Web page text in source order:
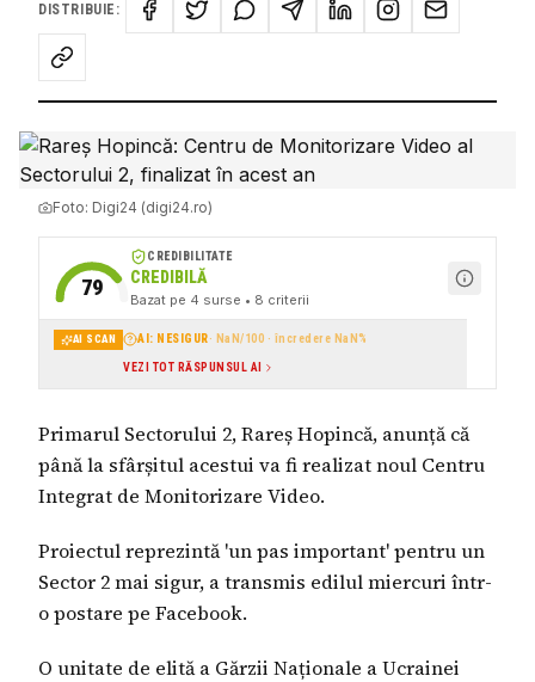
DISTRIBUIE:
Foto: Digi24 (digi24.ro)
79
CREDIBILITATE
CREDIBILĂ
Bazat pe 4 surse • 8 criterii
AI SCAN AI: NESIGUR· NaN/100 · încredere NaN%
VEZI TOT RĂSPUNSUL AI
Primarul Sectorului 2, Rareș Hopincă, anunță că
până la sfârșitul acestui va fi realizat noul Centru
Integrat de Monitorizare Video.
Proiectul reprezintă 'un pas important' pentru un
Sector 2 mai sigur, a transmis edilul miercuri într-
o postare pe Facebook.
O unitate de elită a Gărzii Naționale a Ucrainei